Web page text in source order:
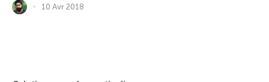
10 Avr 2018